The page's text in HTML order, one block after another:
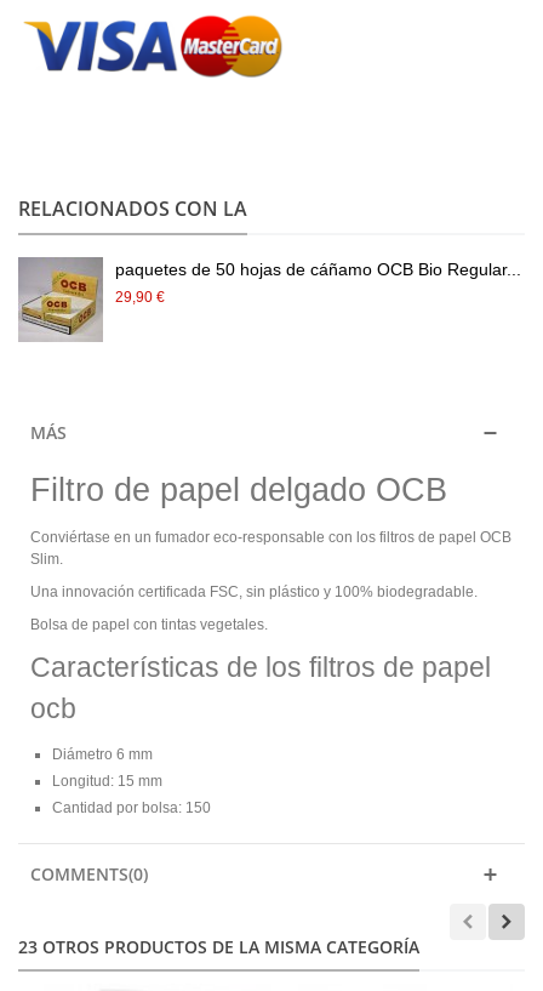
RELACIONADOS CON LA
paquetes de 50 hojas de cáñamo OCB Bio Regular...
29,90 €
MÁS
Filtro de papel delgado OCB
Conviértase en un fumador eco-responsable con los filtros de papel OCB
Slim.
Una innovación certificada FSC, sin plástico y 100% biodegradable.
Bolsa de papel con tintas vegetales.
Características de los filtros de papel
ocb
Diámetro 6 mm
Longitud: 15 mm
Cantidad por bolsa: 150
COMMENTS(0)
23 OTROS PRODUCTOS DE LA MISMA CATEGORÍA